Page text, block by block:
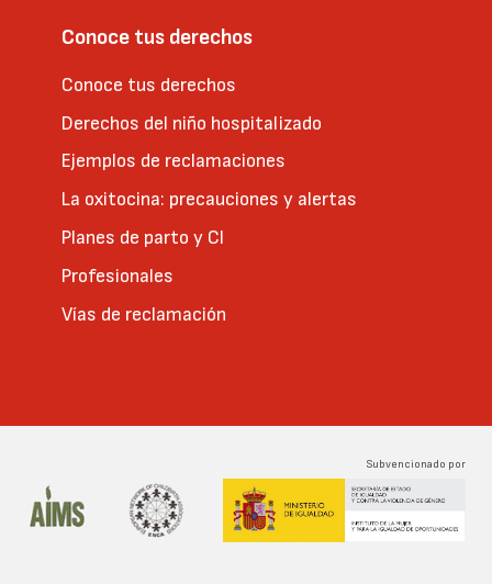
Conoce tus derechos
Conoce tus derechos
Derechos del niño hospitalizado
Ejemplos de reclamaciones
La oxitocina: precauciones y alertas
Planes de parto y CI
Profesionales
Vías de reclamación
Subvencionado por